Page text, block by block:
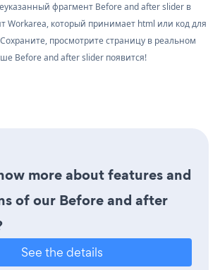
фрагмент Before and after slider в
Workarea, который принимает html или код для
просмотрите страницу в реальном
Before and after slider появится!
more about features and
of our Before and after
See the details